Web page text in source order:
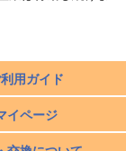
びを共有する」
もDIYの心を大切
用ガイド